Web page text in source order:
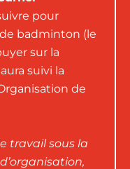
pour
badminton (le
sur la
suivi la
de
travail sous la